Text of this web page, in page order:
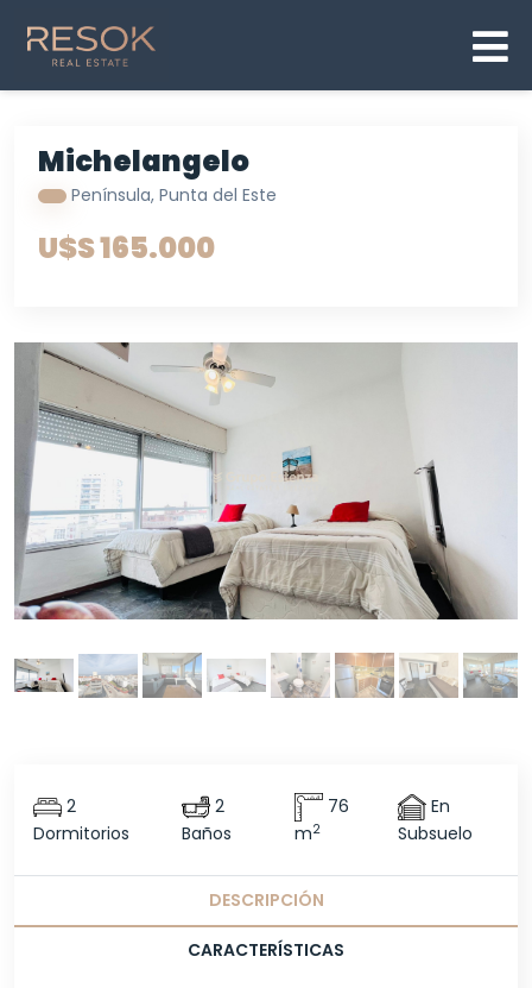
Michelangelo
Península, Punta del Este
U$S 165.000
2
Dormitorios
2
Baños
76
m2
En
Subsuelo
DESCRIPCIÓN
CARACTERÍSTICAS